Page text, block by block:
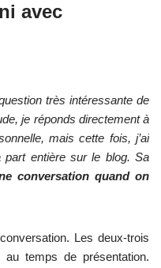
avec
très intéressante de
je réponds directement à
mais cette fois, j’ai
entière sur le blog. Sa
conversation quand on
Les deux-trois
au temps de présentation.